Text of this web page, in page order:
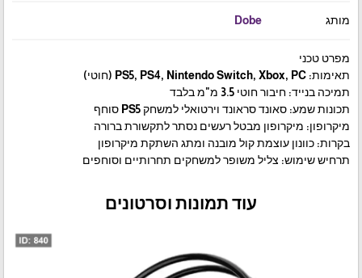
מותג Dobe
מפרט טכני
תאימות: PS5, PS4, Nintendo Switch, Xbox, PC (חוטי)
תמיכה בנייד: חיבור חוטי 3.5 מ"מ בלבד
תכונות שמע: סאונד סראונד וירטואלי למשחק PS5 סוחף
מיקרופון: מיקרופון מבטל רעשים נסתר לתקשורת ברורה
בקרות: כוונון עוצמת קול מובנה ומתג השתקת מיקרופון
תרחיש שימוש: צליל משופר למשחקים תחרותיים וסוחפים
עוד תמונות וסרטונים